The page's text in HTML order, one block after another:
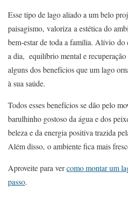
Esse tipo de lago aliado a um belo
paisagismo, valoriza a estética do
bem-estar de toda a família. Alívio do
a dia, equilíbrio mental e recuperação
alguns dos benefícios que um lago
à sua saúde.
Todos esses benefícios se dão pelo
barulhinho gostoso da água e dos
beleza e da energia positiva trazida
Além disso, o ambiente fica mais
Aproveite para vercomo montar um
passo.